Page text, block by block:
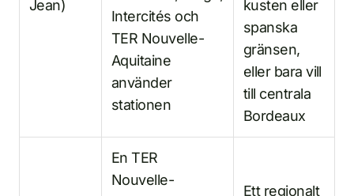
Jean)
Intercités och
TER Nouvelle-
Aquitaine
använder
stationen
kusten eller
spanska
gränsen,
eller bara vill
till centrala
Bordeaux
En TER
Nouvelle-
Ett regionalt